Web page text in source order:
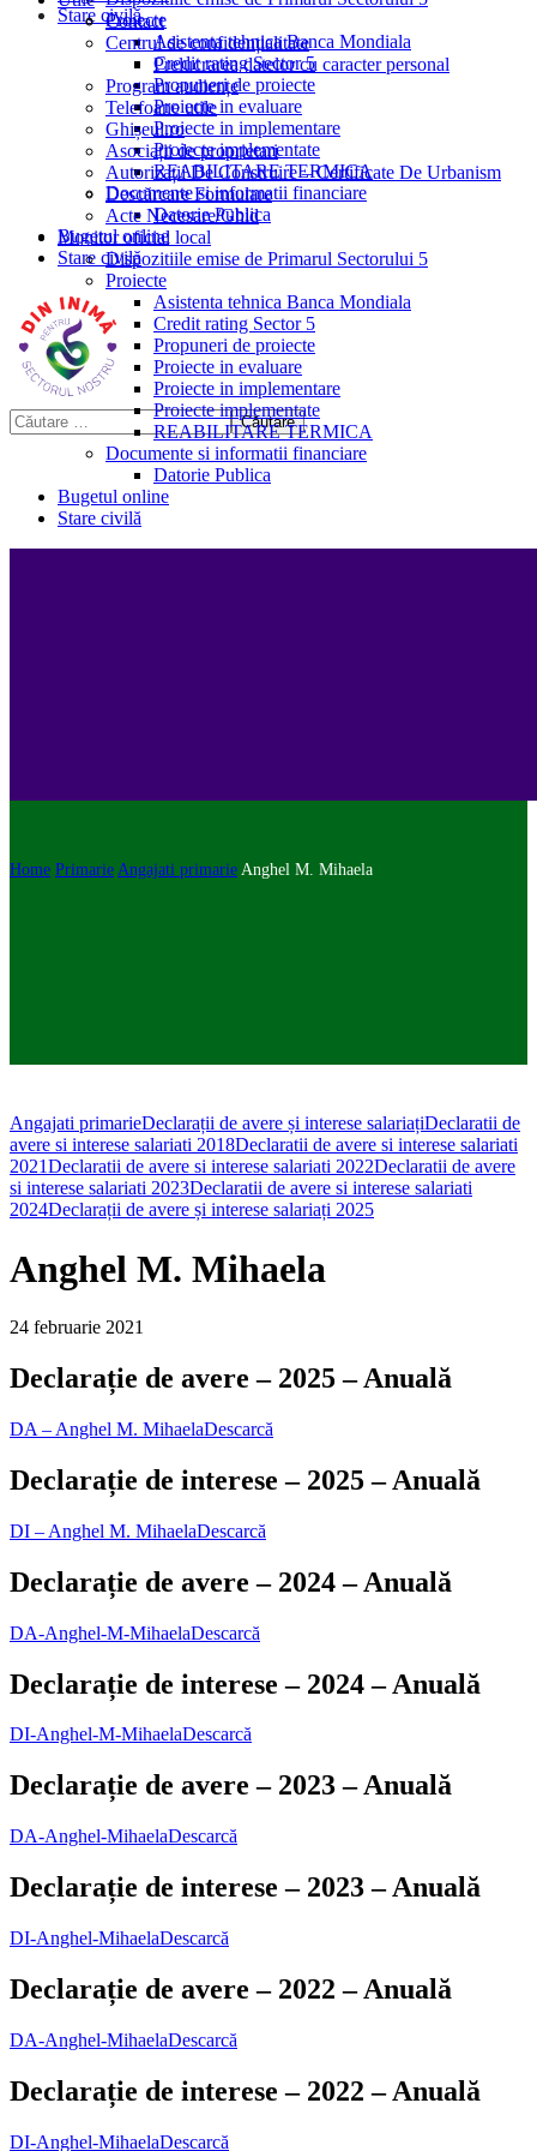
Stare civilă
Proiecte
Asistenta tehnica Banca Mondiala
Credit rating Sector 5
Propuneri de proiecte
Proiecte in evaluare
Proiecte in implementare
Proiecte implementate
REABILITARE TERMICA
Documente si informatii financiare
Datorie Publica
Bugetul online
Stare civilă
Contact
Centrul de confidențialitate
Prelucrarea datelor cu caracter personal
Program audiențe
Telefoane utile
Ghișeul.ro
Asociații de proprietari
Autorizații De Construire – Certificate De Urbanism
Descărcare Formulare
Acte Necesare/Ghid
Monitor oficial local
Dispozitiile emise de Primarul Sectorului 5
Proiecte
Asistenta tehnica Banca Mondiala
Credit rating Sector 5
Propuneri de proiecte
Proiecte in evaluare
Proiecte in implementare
Proiecte implementate
REABILITARE TERMICA
Documente si informatii financiare
Datorie Publica
Bugetul online
Stare civilă
Home Primarie Angajati primarie Anghel M. Mihaela
Angajati primarieDeclarații de avere și interese salariațiDeclaratii de
avere si interese salariati 2018Declaratii de avere si interese salariati
2021Declaratii de avere si interese salariati 2022Declaratii de avere
si interese salariati 2023Declaratii de avere si interese salariati
2024Declarații de avere și interese salariați 2025
Anghel M. Mihaela
24 februarie 2021
Declarație de avere – 2025 – Anuală
DA – Anghel M. MihaelaDescarcă
Declarație de interese – 2025 – Anuală
DI – Anghel M. MihaelaDescarcă
Declarație de avere – 2024 – Anuală
DA-Anghel-M-MihaelaDescarcă
Declarație de interese – 2024 – Anuală
DI-Anghel-M-MihaelaDescarcă
Declarație de avere – 2023 – Anuală
DA-Anghel-MihaelaDescarcă
Declarație de interese – 2023 – Anuală
DI-Anghel-MihaelaDescarcă
Declarație de avere – 2022 – Anuală
DA-Anghel-MihaelaDescarcă
Declarație de interese – 2022 – Anuală
DI-Anghel-MihaelaDescarcă